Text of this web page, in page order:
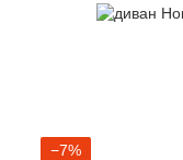
−7%